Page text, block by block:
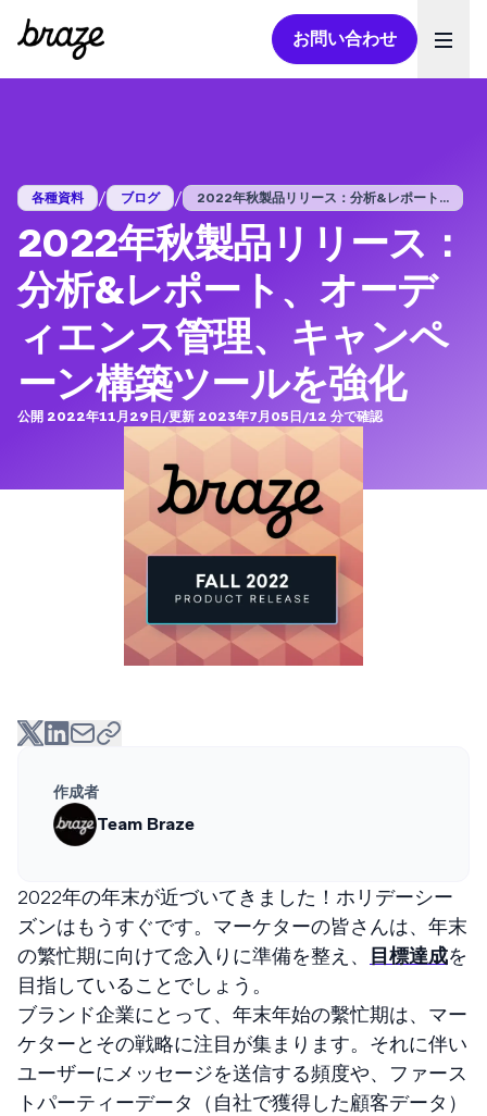
お問い合わせ
各種資料 / ブログ / 2022年秋製品リリース：分析&レポート...
2022年秋製品リリース：
分析&レポート、オーデ
ィエンス管理、キャンペ
ーン構築ツールを強化
公開 2022年11月29日/更新 2023年7月05日/12 分で確認
作成者
Team Braze
2022年の年末が近づいてきました！ホリデーシー
ズンはもうすぐです。マーケターの皆さんは、年末
の繁忙期に向けて念入りに準備を整え、 目標達成を
目指していることでしょう。
ブランド企業にとって、年末年始の繫忙期は、マー
ケターとその戦略に注目が集まります。それに伴い
ユーザーにメッセージを送信する頻度や、ファース
トパーティーデータ（自社で獲得した顧客データ）